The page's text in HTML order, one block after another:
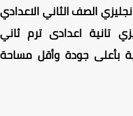
الصف الثاني الاعدادي
تانية اعدادى ترم ثاني
بأعلى جودة وأقل مساحة